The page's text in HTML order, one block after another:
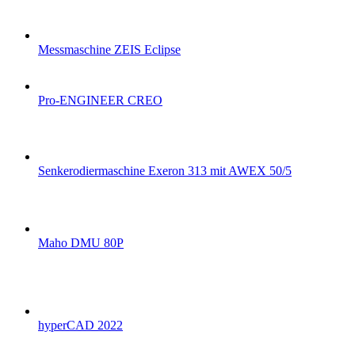
Messmaschine ZEIS Eclipse
Pro-ENGINEER CREO
Senkerodiermaschine Exeron 313 mit AWEX 50/5
Maho DMU 80P
hyperCAD 2022